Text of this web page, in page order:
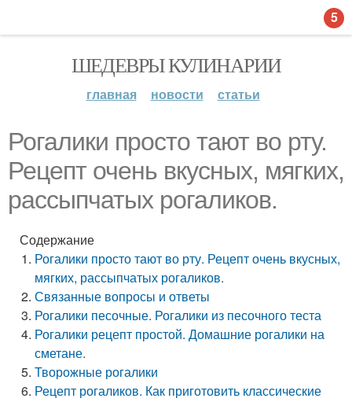
ШЕДЕВРЫ КУЛИНАРИИ
главная новости статьи
Рогалики просто тают во рту.
Рецепт очень вкусных, мягких,
рассыпчатых рогаликов.
Содержание
Рогалики просто тают во рту. Рецепт очень вкусных,
мягких, рассыпчатых рогаликов.
Связанные вопросы и ответы
Рогалики песочные. Рогалики из песочного теста
Рогалики рецепт простой. Домашние рогалики на
сметане.
Творожные рогалики
Рецепт рогаликов. Как приготовить классические
5